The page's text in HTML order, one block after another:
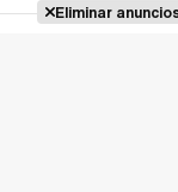
Eliminar